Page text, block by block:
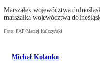
Marszałek województwa
marszałka województwa
Foto: PAP/Maciej Kulczyński
Michał Kolanko